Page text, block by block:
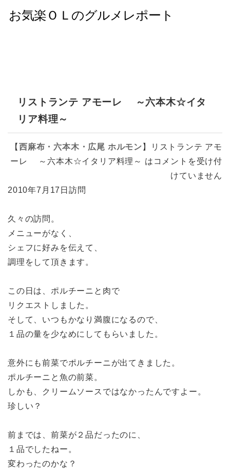
リストランテ アモーレ ～六本木☆イタ
リア料理～
【 西麻布・六本木・広尾 ホルモン 】
リストランテ アモ
ーレ ～六本木☆イタリア料理～ は コメントを受け付
けていません
2010年7月17日訪問
久々の訪問。
メニューがなく、
シェフに好みを伝えて、
調理をして頂きます。
この日は、ポルチーニと肉で
リクエストしました。
そして、いつもかなり満腹になるので、
１品の量を少なめにしてもらいました。
意外にも前菜でポルチーニが出てきました。
ポルチーニと魚の前菜。
しかも、クリームソースではなかったんですよー。
珍しい？
前までは、前菜が２品だったのに、
１品でしたねー。
変わったのかな？